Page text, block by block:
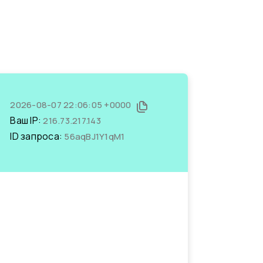
2026-08-07 22:06:05 +0000
Ваш IP:216.73.217.143
ID запроса: 56aqBJ1Y1qM1